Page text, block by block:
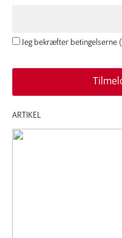
Jeg bekræfter betingelserne (
ARTIKEL